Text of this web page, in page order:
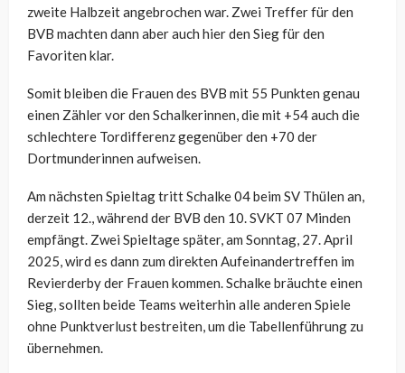
zweite Halbzeit angebrochen war. Zwei Treffer für den
BVB machten dann aber auch hier den Sieg für den
Favoriten klar.
Somit bleiben die Frauen des BVB mit 55 Punkten genau
einen Zähler vor den Schalkerinnen, die mit +54 auch die
schlechtere Tordifferenz gegenüber den +70 der
Dortmunderinnen aufweisen.
Am nächsten Spieltag tritt Schalke 04 beim SV Thülen an,
derzeit 12., während der BVB den 10. SVKT 07 Minden
empfängt. Zwei Spieltage später, am Sonntag, 27. April
2025, wird es dann zum direkten Aufeinandertreffen im
Revierderby der Frauen kommen. Schalke bräuchte einen
Sieg, sollten beide Teams weiterhin alle anderen Spiele
ohne Punktverlust bestreiten, um die Tabellenführung zu
übernehmen.